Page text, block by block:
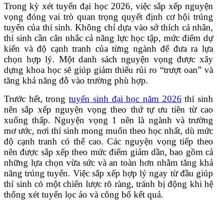
Trong kỳ xét tuyển đại học 2026, việc sắp xếp nguyện
vọng đóng vai trò quan trọng quyết định cơ hội trúng
tuyển của thí sinh. Không chỉ dựa vào sở thích cá nhân,
thí sinh cần cân nhắc cả năng lực học tập, mức điểm dự
kiến và độ cạnh tranh của từng ngành để đưa ra lựa
chọn hợp lý. Một danh sách nguyện vọng được xây
dựng khoa học sẽ giúp giảm thiểu rủi ro “trượt oan” và
tăng khả năng đỗ vào trường phù hợp.
Trước hết, trongtuyển sinh đại học năm 2026 thí sinh
nên sắp xếp nguyện vọng theo thứ tự ưu tiên từ cao
xuống thấp. Nguyện vọng 1 nên là ngành và trường
mơ ước, nơi thí sinh mong muốn theo học nhất, dù mức
độ cạnh tranh có thể cao. Các nguyện vọng tiếp theo
nên được sắp xếp theo mức điểm giảm dần, bao gồm cả
những lựa chọn vừa sức và an toàn hơn nhằm tăng khả
năng trúng tuyển. Việc sắp xếp hợp lý ngay từ đầu giúp
thí sinh có một chiến lược rõ ràng, tránh bị động khi hệ
thống xét tuyển lọc ảo và công bố kết quả.